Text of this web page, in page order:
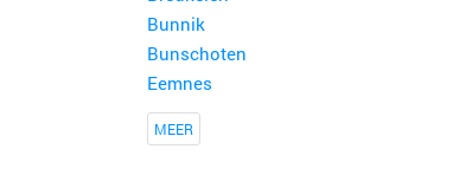
Bunnik
Bunschoten
Eemnes
MEER